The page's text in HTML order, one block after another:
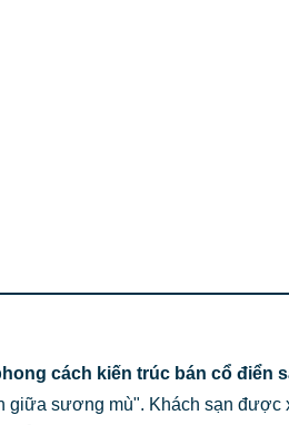
cách kiến trúc bán cổ điển
giữa sương mù". Khách sạn